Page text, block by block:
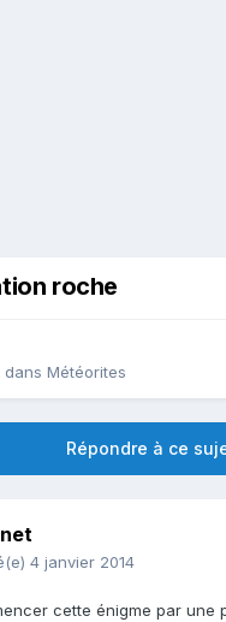
roche
dans Météorites
Répondre à ce
4 janvier 2014
cette énigme par une